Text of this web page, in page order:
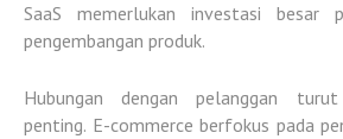
SaaS memerlukan investasi besar
pengembangan produk.
Hubungan dengan pelanggan
penting. E-commerce berfokus pada